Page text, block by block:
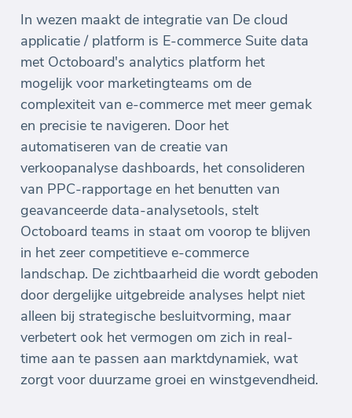
In wezen maakt de integratie van De cloud
applicatie / platform is E-commerce Suite data
met Octoboard's analytics platform het
mogelijk voor marketingteams om de
complexiteit van e-commerce met meer gemak
en precisie te navigeren. Door het
automatiseren van de creatie van
verkoopanalyse dashboards, het consolideren
van PPC-rapportage en het benutten van
geavanceerde data-analysetools, stelt
Octoboard teams in staat om voorop te blijven
in het zeer competitieve e-commerce
landschap. De zichtbaarheid die wordt geboden
door dergelijke uitgebreide analyses helpt niet
alleen bij strategische besluitvorming, maar
verbetert ook het vermogen om zich in real-
time aan te passen aan marktdynamiek, wat
zorgt voor duurzame groei en winstgevendheid.